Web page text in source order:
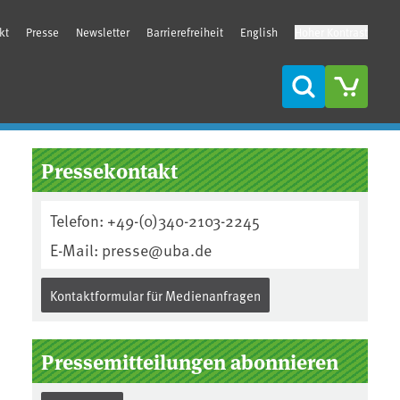
Presse Newsletter Barrierefreiheit English
Suche
Seitenleiste
Pressekontakt
Telefon: +49-(0)340-2103-2245
E-Mail: presse@uba.de
Kontaktformular für Medienanfragen
Pressemitteilungen abonnieren